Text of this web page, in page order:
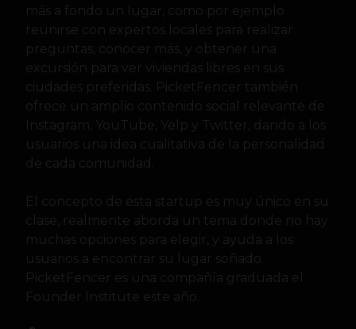
más a fondo un lugar, como por ejemplo
reunirse con expertos locales para realizar
preguntas, conocer más, y obtener una
excursión para ver viviendas libres en sus
ciudades preferidas. PicketFencer también
ofrece un amplio contenido social relevante de
Instagram, YouTube, Yelp y Twitter, dando a los
usuarios una idea cualitativa de la personalidad
de cada comunidad.
El concepto de esta startup es muy único en su
clase, realmente aborda un tema donde no hay
muchas opciones para elegir, y ayuda a los
usuarios a encontrar su lugar soñado.
PicketFencer es una compañía graduada el
Founder Institute este año.